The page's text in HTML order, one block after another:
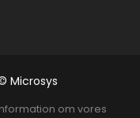
Microsys
om vores